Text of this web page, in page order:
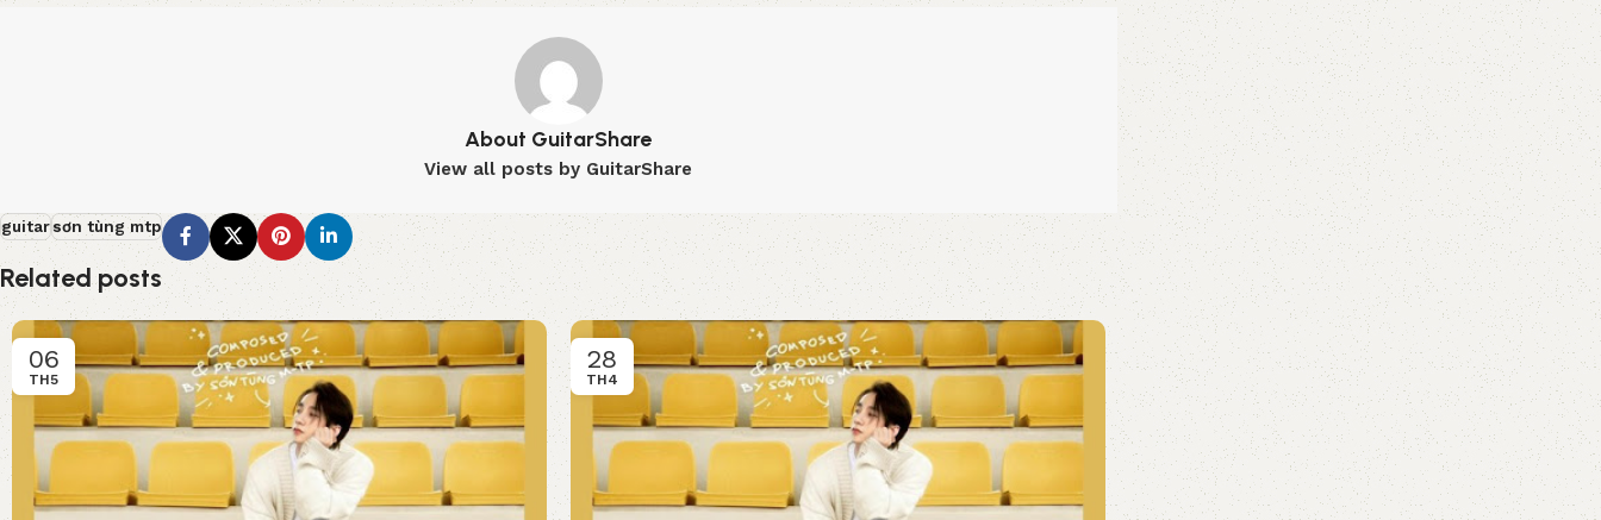
About GuitarShare
View all posts by GuitarShare
guitarsơn tùng mtp
Related posts
06
TH5
28
TH4
29
TH12